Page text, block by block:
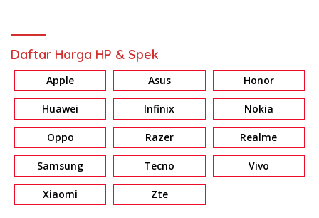
Daftar Harga HP & Spek
Apple Asus Honor
Huawei Infinix Nokia
Oppo Razer Realme
Samsung Tecno Vivo
Xiaomi Zte